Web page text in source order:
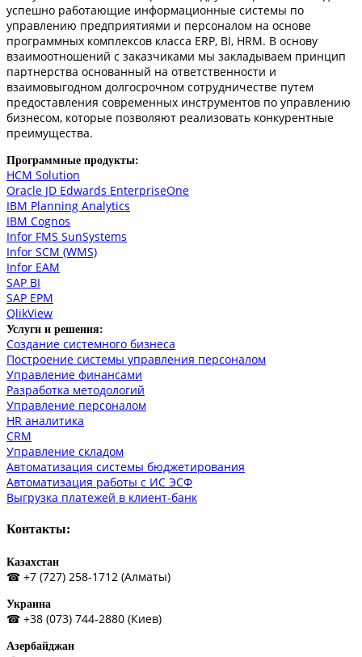
успешно работающие информационные системы по
управлению предприятиями и персоналом на основе
программных комплексов класса ERP, BI, HRM. В основу
взаимоотношений с заказчиками мы закладываем принцип
партнерства основанный на ответственности и
взаимовыгодном долгосрочном сотрудничестве путем
предоставления современных инструментов по управлению
бизнесом, которые позволяют реализовать конкурентные
преимущества.
Программные продукты:
HCM Solution
Oracle JD Edwards EnterpriseOne
IBM Planning Analytics
IBM Cognos
Infor FMS SunSystems
Infor SCM (WMS)
Infor EAM
SAP BI
SAP EPM
QlikView
Услуги и решения:
Создание системного бизнеса
Построение системы управления персоналом
Управление финансами
Разработка методологий
Управление персоналом
HR аналитика
СRM
Управление складом
Автоматизация системы бюджетирования
Автоматизация работы с ИС ЭСФ
Выгрузка платежей в клиент-банк
Контакты:
Казахстан
☎ +7 (727) 258-1712 (Алматы)
Украина
☎ +38 (073) 744-2880 (Киев)
Азербайджан